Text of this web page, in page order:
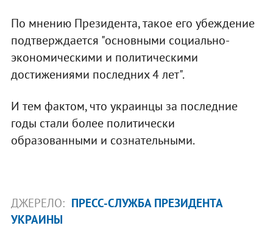
По мнению Президента, такое его убеждение
подтверждается "основными социально-
экономическими и политическими
достижениями последних 4 лет".
И тем фактом, что украинцы за последние
годы стали более политически
образованными и сознательными.
ДЖЕРЕЛО: ПРЕСС-СЛУЖБА ПРЕЗИДЕНТА
УКРАИНЫ